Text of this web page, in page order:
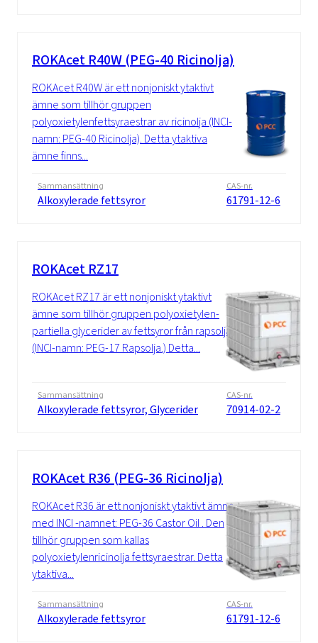
ROKAcet R40W (PEG-40 Ricinolja)
ROKAcet R40W är ett nonjoniskt ytaktivt
ämne som tillhör gruppen
polyoxietylenfettsyraestrar av ricinolja (INCI-
namn: PEG-40 Ricinolja). Detta ytaktiva
ämne finns...
Sammansättning
Alkoxylerade fettsyror
CAS-nr.
61791-12-6
ROKAcet RZ17
ROKAcet RZ17 är ett nonjoniskt ytaktivt
ämne som tillhör gruppen polyoxietylen-
partiella glycerider av fettsyror från rapsolja
(INCI-namn: PEG-17 Rapsolja.) Detta...
Sammansättning
Alkoxylerade fettsyror, Glycerider
CAS-nr.
70914-02-2
ROKAcet R36 (PEG-36 Ricinolja)
ROKAcet R36 är ett nonjoniskt ytaktivt ämne
med INCI -namnet: PEG-36 Castor Oil . Den
tillhör gruppen som kallas
polyoxietylenricinolja fettsyraestrar. Detta
ytaktiva...
Sammansättning
Alkoxylerade fettsyror
CAS-nr.
61791-12-6